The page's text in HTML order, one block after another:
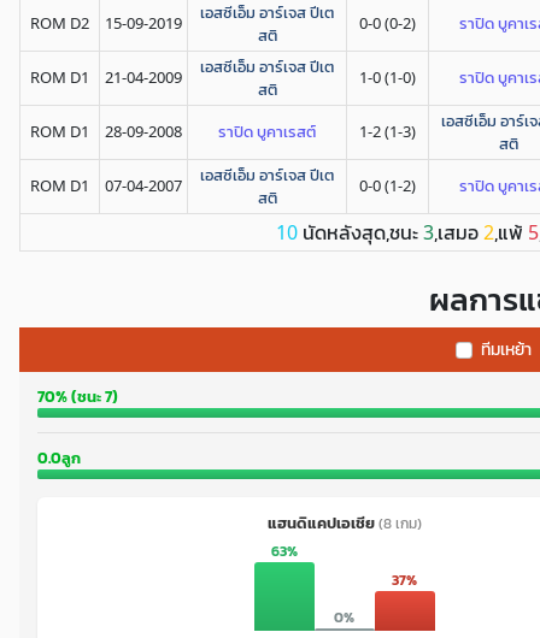
ROM D2 15-09-2019
เอสซีเอ็ม อาร์เจส ปีเต
สติ
0-0 (0-2) ราปิด บูคาเ
ROM D1 21-04-2009
เอสซีเอ็ม อาร์เจส ปีเต
สติ
1-0 (1-0) ราปิด บูคาเ
ROM D1 28-09-2008 ราปิด บูคาเรสต์ 1-2 (1-3)
เอสซีเอ็ม อาร์เ
สติ
ROM D1 07-04-2007
เอสซีเอ็ม อาร์เจส ปีเต
สติ
0-0 (1-2) ราปิด บูคาเ
10 นัดหลังสุด,ชนะ3,เสมอ2,แพ้ 5
ผลการ
ทีมเหย้า
70% (ชนะ 7)
0.0ลูก
แฮนดิแคปเอเชีย(8 เกม)
63%
0%
37%